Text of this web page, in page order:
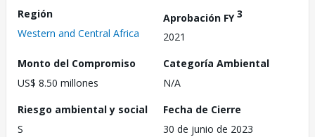
Región
Western and Central Africa
Aprobación FY3
2021
Monto del Compromiso
US$ 8.50 millones
Categoría Ambiental
N/A
Riesgo ambiental y social
S
Fecha de Cierre
30 de junio de 2023